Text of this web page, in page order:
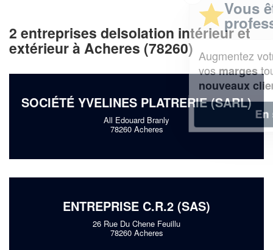
2 entreprises deIsolation intérieur et
extérieur à Acheres (78260)
SOCIÉTÉ YVELINES PLATRERIE (SARL)
All Edouard Branly
78260 Acheres
ENTREPRISE C.R.2 (SAS)
26 Rue Du Chene Feuillu
78260 Acheres
professionnel ?
Augmentez votrechiffre d'affaireset
vosmargestout en gagnant de
En savoir plus